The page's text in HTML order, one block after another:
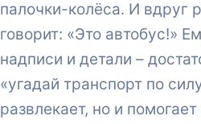
палочки-колёса. И вдруг
говорит: «Это автобус!»
надписи и детали –
«угадай транспорт по
развлекает, но и